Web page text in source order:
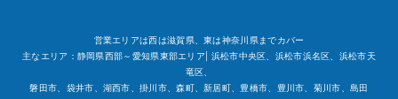
営業エリアは西は滋賀県、東は神奈川県までカバー
主なエリア：静岡県西部～愛知県東部エリア| 浜松市中央区、浜松市浜名区、浜松市天
竜区、
磐田市、袋井市、湖西市、掛川市、森町、新居町、豊橋市、豊川市、菊川市、島田